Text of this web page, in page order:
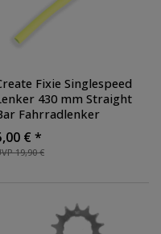
Fixie Singlespeed
430 mm Straight
Fahrradlenker
Flat Bar
19,90 €
€ *